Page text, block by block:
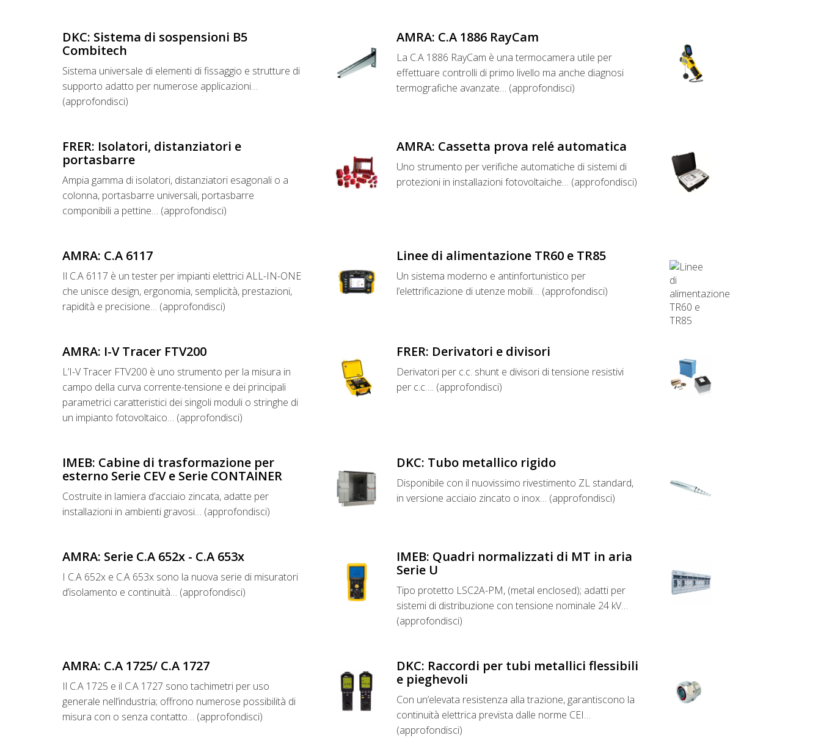
DKC: Sistema di sospensioni B5
Combitech
Sistema universale di elementi di fissaggio e strutture di
supporto adatto per numerose applicazioni…
(approfondisci)
AMRA: C.A 1886 RayCam
La C.A 1886 RayCam è una termocamera utile per
effettuare controlli di primo livello ma anche diagnosi
termografiche avanzate… (approfondisci)
FRER: Isolatori, distanziatori e
portasbarre
Ampia gamma di isolatori, distanziatori esagonali o a
colonna, portasbarre universali, portasbarre
componibili a pettine… (approfondisci)
AMRA: Cassetta prova relé automatica
Uno strumento per verifiche automatiche di sistemi di
protezioni in installazioni fotovoltaiche… (approfondisci)
AMRA: C.A 6117
Il C.A 6117 è un tester per impianti elettrici ALL-IN-ONE
che unisce design, ergonomia, semplicità, prestazioni,
rapidità e precisione… (approfondisci)
Linee di alimentazione TR60 e TR85
Un sistema moderno e antinfortunistico per
l’elettrificazione di utenze mobili… (approfondisci)
AMRA: I-V Tracer FTV200
L’I-V Tracer FTV200 è uno strumento per la misura in
campo della curva corrente-tensione e dei principali
parametrici caratteristici dei singoli moduli o stringhe di
un impianto fotovoltaico… (approfondisci)
FRER: Derivatori e divisori
Derivatori per c.c. shunt e divisori di tensione resistivi
per c.c…. (approfondisci)
IMEB: Cabine di trasformazione per
esterno Serie CEV e Serie CONTAINER
Costruite in lamiera d’acciaio zincata, adatte per
installazioni in ambienti gravosi… (approfondisci)
DKC: Tubo metallico rigido
Disponibile con il nuovissimo rivestimento ZL standard,
in versione acciaio zincato o inox… (approfondisci)
AMRA: Serie C.A 652x - C.A 653x
I C.A 652x e C.A 653x sono la nuova serie di misuratori
d’isolamento e continuità… (approfondisci)
IMEB: Quadri normalizzati di MT in aria
Serie U
Tipo protetto LSC2A-PM, (metal enclosed); adatti per
sistemi di distribuzione con tensione nominale 24 kV…
(approfondisci)
AMRA: C.A 1725/ C.A 1727
Il C.A 1725 e il C.A 1727 sono tachimetri per uso
generale nell’industria; offrono numerose possibilità di
misura con o senza contatto… (approfondisci)
DKC: Raccordi per tubi metallici flessibili
e pieghevoli
Con un’elevata resistenza alla trazione, garantiscono la
continuità elettrica prevista dalle norme CEI…
(approfondisci)